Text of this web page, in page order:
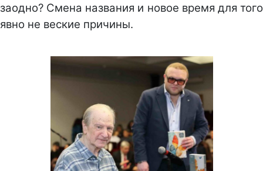
заодно? Смена названия и новое время для того
явно не веские причины.